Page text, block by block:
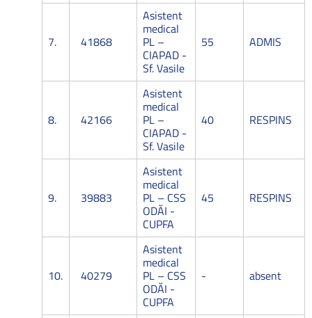
7. 41868
Asistent
medical
PL –
CIAPAD -
Sf. Vasile
55 ADMIS
8. 42166
Asistent
medical
PL –
CIAPAD -
Sf. Vasile
40 RESPINS
9. 39883
Asistent
medical
PL – CSS
ODĂI -
CUPFA
45 RESPINS
10. 40279
Asistent
medical
PL – CSS
ODĂI -
CUPFA
- absent